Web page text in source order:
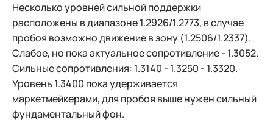
Несколько уровней сильной поддержки
расположены в диапазоне 1.2926/1.2773, в случае
пробоя возможно движение в зону (1.2506/1.2337).
Слабое, но пока актуальное сопротивление - 1.3052.
Сильные сопротивления: 1.3140 - 1.3250 - 1.3320.
Уровень 1.3400 пока удерживается
маркетмейкерами, для пробоя выше нужен сильный
фундаментальный фон.